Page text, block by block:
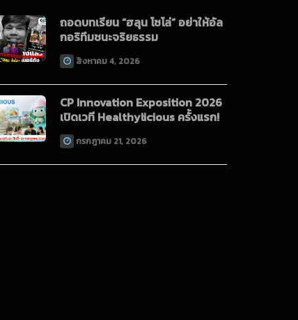
ถอดบทเรียน “ฮลุน โซโล่” อย่าให้อัล
กอริทึมชนะจริยธรรม
สิงหาคม 4, 2026
CP Innovation Exposition 2026
เปิดเวที Healthylicious ครั้งแรก!
กรกฎาคม 21, 2026